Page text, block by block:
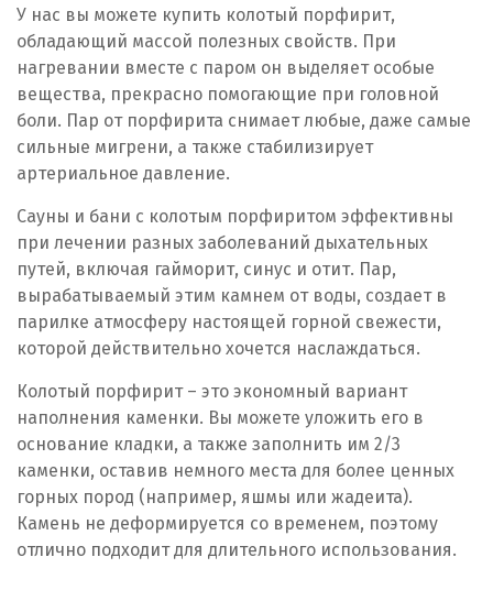
У нас вы можете купить колотый порфирит,
обладающий массой полезных свойств. При
нагревании вместе с паром он выделяет особые
вещества, прекрасно помогающие при головной
боли. Пар от порфирита снимает любые, даже самые
сильные мигрени, а также стабилизирует
артериальное давление.
Сауны и бани с колотым порфиритом эффективны
при лечении разных заболеваний дыхательных
путей, включая гайморит, синус и отит. Пар,
вырабатываемый этим камнем от воды, создает в
парилке атмосферу настоящей горной свежести,
которой действительно хочется наслаждаться.
Колотый порфирит – это экономный вариант
наполнения каменки. Вы можете уложить его в
основание кладки, а также заполнить им 2/3
каменки, оставив немного места для более ценных
горных пород (например, яшмы или жадеита).
Камень не деформируется со временем, поэтому
отлично подходит для длительного использования.